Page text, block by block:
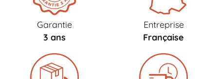
Garantie
3 ans
Entreprise
Française